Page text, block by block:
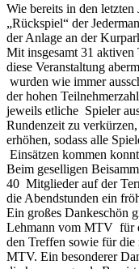
Wie bereits in den letzten
„Rückspiel“ der
der Anlage an der
Mit insgesamt 31 aktiven
diese Veranstaltung
wurden wie immer
der hohen
jeweils etliche Spieler
Rundenzeit zu
erhöhen, sodass alle
Einsätzen kommen
Beim geselligen
40 Mitglieder auf der
die Abendstunden ein
Ein großes Dankeschön
Lehmann vom MTV für
den Treffen sowie für die
MTV. Ein besonderer